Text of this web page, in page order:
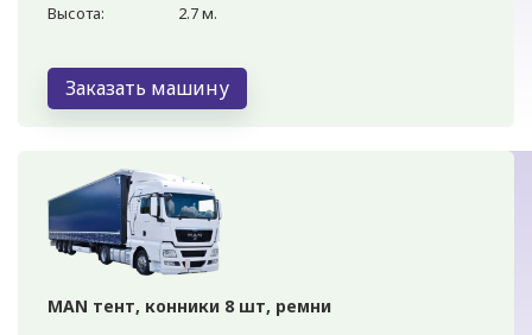
Высота:
2.7 м.
Заказать машину
MAN тент, конники 8 шт, ремни